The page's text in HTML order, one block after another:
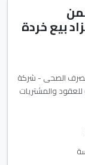
بيع خردة
الصحى - شركة
والمشتريات